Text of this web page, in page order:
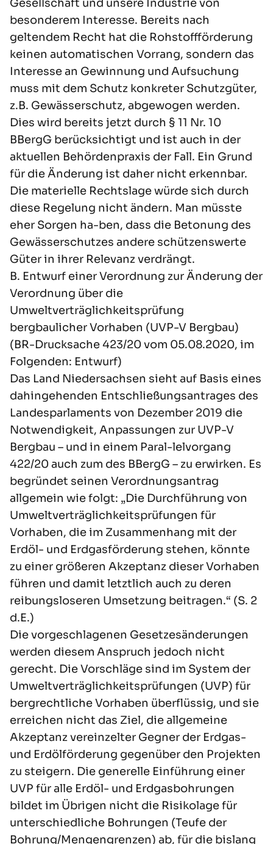
Gesellschaft und unsere Industrie von
besonderem Interesse. Bereits nach
geltendem Recht hat die Rohstoffförderung
keinen automatischen Vorrang, sondern das
Interesse an Gewinnung und Aufsuchung
muss mit dem Schutz konkreter Schutzgüter,
z.B. Gewässerschutz, abgewogen werden.
Dies wird bereits jetzt durch § 11 Nr. 10
BBergG berücksichtigt und ist auch in der
aktuellen Behördenpraxis der Fall. Ein Grund
für die Änderung ist daher nicht erkennbar.
Die materielle Rechtslage würde sich durch
diese Regelung nicht ändern. Man müsste
eher Sorgen ha-ben, dass die Betonung des
Gewässerschutzes andere schützenswerte
Güter in ihrer Relevanz verdrängt.
B. Entwurf einer Verordnung zur Änderung der
Verordnung über die
Umweltverträglichkeitsprüfung
bergbaulicher Vorhaben (UVP-V Bergbau)
(BR-Drucksache 423/20 vom 05.08.2020, im
Folgenden: Entwurf)
Das Land Niedersachsen sieht auf Basis eines
dahingehenden Entschließungsantrages des
Landesparlaments von Dezember 2019 die
Notwendigkeit, Anpassungen zur UVP-V
Bergbau – und in einem Paral-lelvorgang
422/20 auch zum des BBergG – zu erwirken. Es
begründet seinen Verordnungsantrag
allgemein wie folgt: „Die Durchführung von
Umweltverträglichkeitsprüfungen für
Vorhaben, die im Zusammenhang mit der
Erdöl- und Erdgasförderung stehen, könnte
zu einer größeren Akzeptanz dieser Vorhaben
führen und damit letztlich auch zu deren
reibungsloseren Umsetzung beitragen.“ (S. 2
d.E.)
Die vorgeschlagenen Gesetzesänderungen
werden diesem Anspruch jedoch nicht
gerecht. Die Vorschläge sind im System der
Umweltverträglichkeitsprüfungen (UVP) für
bergrechtliche Vorhaben überflüssig, und sie
erreichen nicht das Ziel, die allgemeine
Akzeptanz vereinzelter Gegner der Erdgas-
und Erdölförderung gegenüber den Projekten
zu steigern. Die generelle Einführung einer
UVP für alle Erdöl- und Erdgasbohrungen
bildet im Übrigen nicht die Risikolage für
unterschiedliche Bohrungen (Teufe der
Bohrung/Mengengrenzen) ab, für die bislang